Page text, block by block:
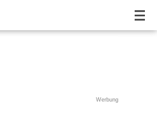
Werbung